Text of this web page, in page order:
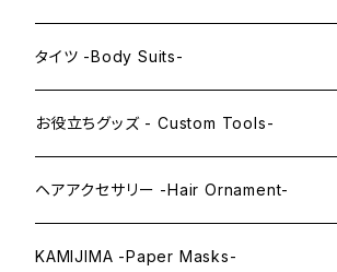
KAWAII Little series
レンズアイ
レンズアイEX
クリスタルアイ -Crystal Eyes-
アイラインステッカー -Eye Line Stickers-
まゆ毛 -Eyebrows-
まつ毛 -Eyelash-
タイツ -Body Suits-
全身タイツ -Full Body Suits-
上半身タイツ -Upper Body Suits-
お役立ちグッズ - Custom Tools-
カスタム用品 -Custom Tools-
ウィッグメンテナンス -Wig Maintenance-
ヘアアクセサリー -Hair Ornament-
KAMIJIMA -Paper Masks-